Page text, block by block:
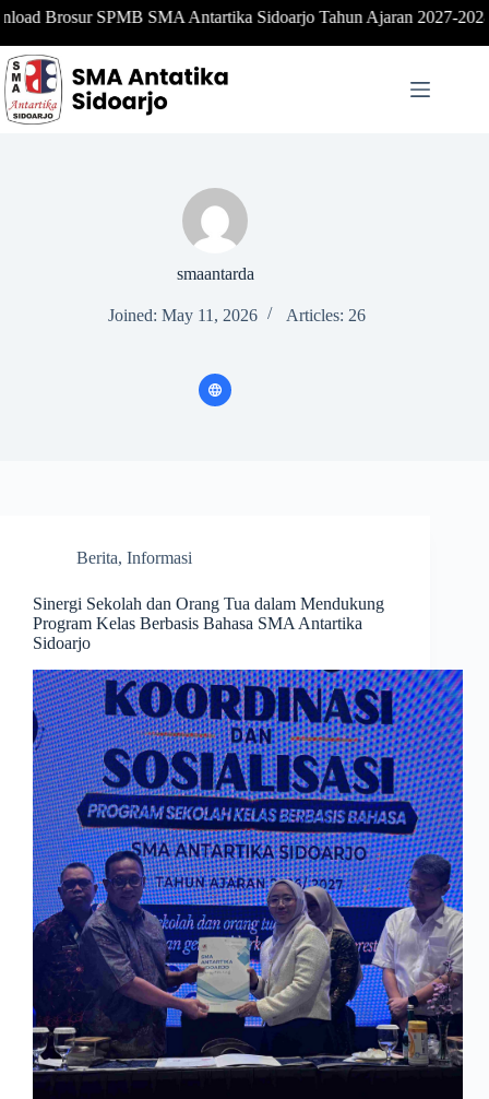
SMA Antartika Sidoarjo Tahun Ajaran 2027-2028
smaantarda
Joined: May 11, 2026 Articles: 26
Berita, Informasi
Sinergi Sekolah dan Orang Tua dalam Mendukung
Program Kelas Berbasis Bahasa SMA Antartika
Sidoarjo